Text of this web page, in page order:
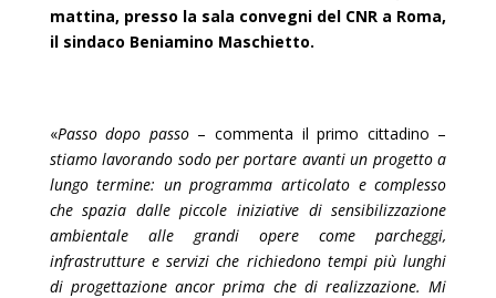
mattina, presso la sala convegni del CNR a Roma,
il sindaco Beniamino Maschietto.
«Passo dopo passo– commenta il primo cittadino –
stiamo lavorando sodo per portare avanti un progetto a
lungo termine: un programma articolato e complesso
che spazia dalle piccole iniziative di sensibilizzazione
ambientale alle grandi opere come parcheggi,
infrastrutture e servizi che richiedono tempi più lunghi
di progettazione ancor prima che di realizzazione. Mi